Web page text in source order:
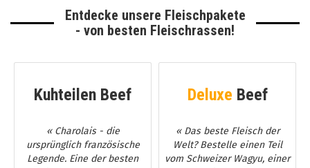
Entdecke unsere Fleischpakete
- von besten Fleischrassen!
Kuhteilen Beef
« Charolais - die
ursprünglich französische
Legende. Eine der besten
Deluxe Beef
« Das beste Fleisch der
Welt? Bestelle einen Teil
vom Schweizer Wagyu, einer